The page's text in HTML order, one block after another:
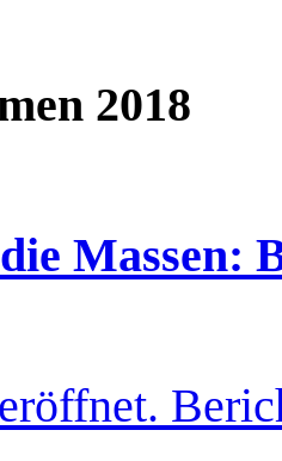
2018
Massen: